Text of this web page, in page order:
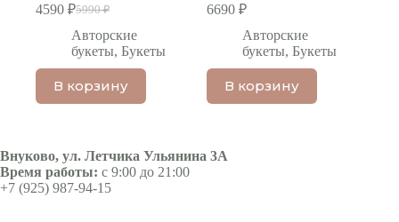
5990₽
Первоначальная
цена
составляла
5990 ₽.
4590 ₽Текущая
цена:
4590 ₽.
Авторские
букеты, Букеты
В корзину
6690₽
Авторские
букеты,Букеты
В корзину
Внуково, ул. Летчика Ульянина 3А
Время работы: с 9:00 до 21:00
+7 (925) 987-94-15